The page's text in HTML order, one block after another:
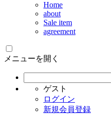
Home
about
Sale item
agreement
メニューを開く
ゲスト
ログイン
新規会員登録